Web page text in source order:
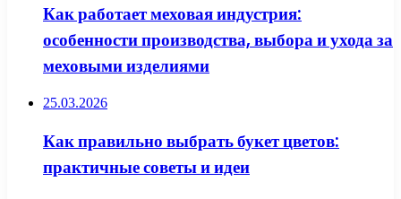
Как работает меховая индустрия:
особенности производства, выбора и ухода за
меховыми изделиями
25.03.2026
Как правильно выбрать букет цветов:
практичные советы и идеи